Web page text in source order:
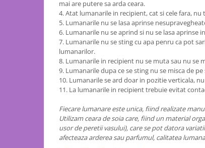
mai are putere sa arda ceara.
4. Atat lumanarile in recipient, cat si cele fara,
5. Lumanarile nu se lasa aprinse
6. Lumanarile nu se aprind si nu se lasa aprinse
7. Lumanarile nu se sting cu apa penru ca pot
lumanarilor.
8. Lumanarile in recipient nu se muta sau nu se
9. Lumanarile dupa ce se sting nu se misca de
10. Lumanarile se ard doar in pozitie verticala,
11. La lumanarile in recipient trebuie evitat
Fiecare lumanare este unica, fiind realizate
Utilizam ceara de soia care, fiind un material
usor de peretii vasului), care se pot datora
afecteaza arderea sau parfumul, calitatea